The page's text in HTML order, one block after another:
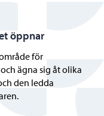
öppnar
för
ägna sig åt olika
den ledda